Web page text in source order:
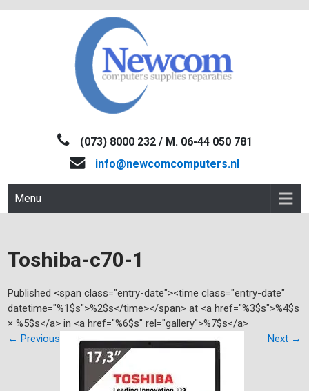
NEWCOM(073) 8000 232 / M. 06-44 050 781
info@newcomcomputers.nl
Menu
Toshiba-c70-1
Published <span class="entry-date"><time class="entry-date"
datetime="%1$s">%2$s</time></span> at <a href="%3$s">%4$s
× %5$s</a> in <a href="%6$s" rel="gallery">%7$s</a>
← Previous Next →